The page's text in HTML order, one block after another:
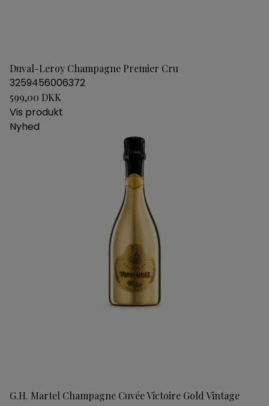
Duval-Leroy Champagne Premier Cru
3259456006372
599,00 DKK
Vis produkt
Nyhed
G.H. Martel Champagne Cuvée Victoire Gold Vintage